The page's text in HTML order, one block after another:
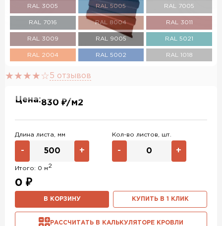
RAL 3005 RAL 5005 RAL 7005
RAL 7016 RAL 8004 RAL 3011
RAL 3009 RAL 9005 RAL 5021
RAL 2004 RAL 5002 RAL 1018
RAL 3003
RAL 6011
RAL 9006 RR 32 RR 11
RR 29 RR 23 RR 33
Без покрытия NL805
5 отзывов
Цена:830 ₽/м2
Длина листа, мм
- +
Кол-во листов, шт.
- +
Итого: 0 м2
0 ₽
В КОРЗИНУ КУПИТЬ В 1 КЛИК
РАССЧИТАТЬ В КАЛЬКУЛЯТОРЕ КРОВЛИ